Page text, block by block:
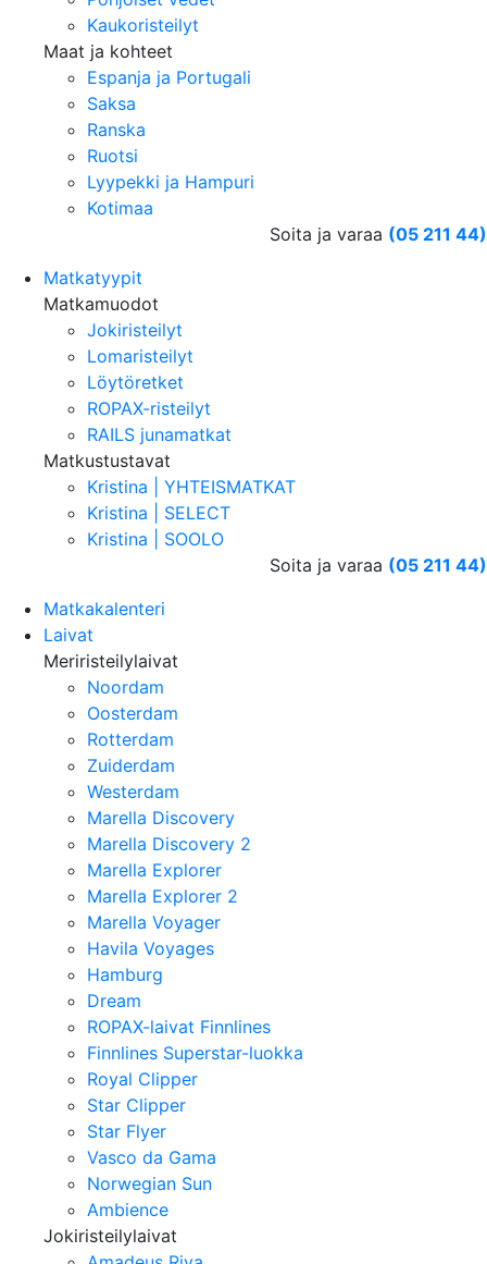
Kaukoristeilyt
Maat ja kohteet
Espanja ja Portugali
Saksa
Ranska
Ruotsi
Lyypekki ja Hampuri
Kotimaa
Soita ja varaa (05 211 44)
Matkatyypit
Matkamuodot
Jokiristeilyt
Lomaristeilyt
Löytöretket
ROPAX-risteilyt
RAILS junamatkat
Matkustustavat
Kristina | YHTEISMATKAT
Kristina | SELECT
Kristina | SOOLO
Soita ja varaa (05 211 44)
Matkakalenteri
Laivat
Meriristeilylaivat
Noordam
Oosterdam
Rotterdam
Zuiderdam
Westerdam
Marella Discovery
Marella Discovery 2
Marella Explorer
Marella Explorer 2
Marella Voyager
Havila Voyages
Hamburg
Dream
ROPAX-laivat Finnlines
Finnlines Superstar-luokka
Royal Clipper
Star Clipper
Star Flyer
Vasco da Gama
Norwegian Sun
Ambience
Jokiristeilylaivat